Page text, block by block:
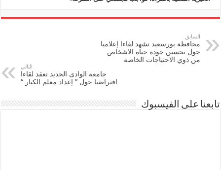
السابق
محافظة بورسعيد تشهد لقاءا إعلاميا
حول تحسين جودة حياة الاشخاص
من ذوي الاحتياجات الخاصة
التالي
جامعة الوادى الجديد تعقد لقاءا
افتراضيا حول ” إعداد معلم الكبار “
تابعنا على الفيسبوك